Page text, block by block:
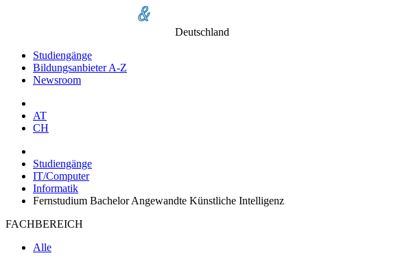
Deutschland
Studiengänge
Bildungsanbieter A-Z
Newsroom
AT
CH
Studiengänge
IT/Computer
Informatik
Fernstudium Bachelor Angewandte Künstliche Intelligenz
FACHBEREICH
Alle